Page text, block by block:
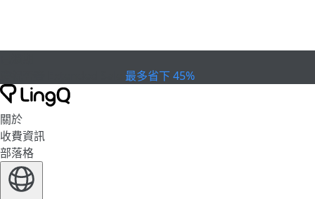
最多省下 45%
關於
收費資訊
部落格